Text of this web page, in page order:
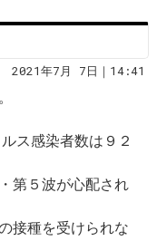
2021年7月 7日｜14:41
ス感染者数は９２
第５波が心配され
接種を受けられな